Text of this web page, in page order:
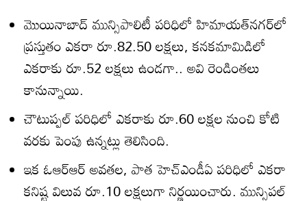
మొయినాబాద్‌ మున్సిపాలిటీ పరిధిలో హిమాయత్‌నగర్‌లో
ప్రస్తుతం ఎకరా రూ.82.50 లక్షలు, కనకమామిడిలో
ఎకరాకు రూ.52 లక్షలు ఉండగా.. అవి రెండింతలు
కానున్నాయి.
చౌటుప్పల్‌ పరిధిలో ఎకరాకు రూ.60 లక్షల నుంచి కోటి
వరకు పెంపు ఉన్నట్లు తెలిసింది.
ఇక ఓఆర్‌ఆర్‌ అవతల, పాత హెచ్‌ఎండీఏ పరిధిలో ఎకరా
కనిష్ట విలువ రూ.10 లక్షలుగా నిర్ణయించారు. మున్సిపల్‌